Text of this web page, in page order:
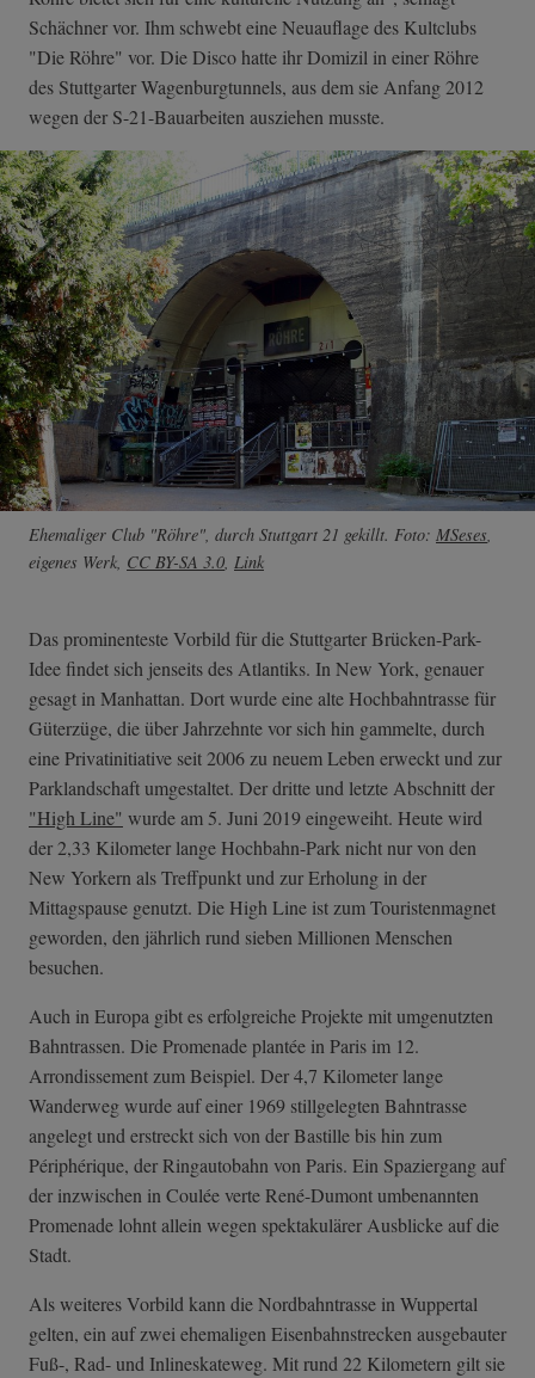
Schächner vor. Ihm schwebt eine Neuauflage des Kultclubs
"Die Röhre" vor. Die Disco hatte ihr Domizil in einer Röhre
des Stuttgarter Wagenburgtunnels, aus dem sie Anfang 2012
wegen der S-21-Bauarbeiten ausziehen musste.
Ehemaliger Club "Röhre", durch Stuttgart 21 gekillt. Foto: MSeses,
eigenes Werk, CC BY-SA 3.0, Link
Das prominenteste Vorbild für die Stuttgarter Brücken-Park-
Idee findet sich jenseits des Atlantiks. In New York, genauer
gesagt in Manhattan. Dort wurde eine alte Hochbahntrasse für
Güterzüge, die über Jahrzehnte vor sich hin gammelte, durch
eine Privatinitiative seit 2006 zu neuem Leben erweckt und zur
Parklandschaft umgestaltet. Der dritte und letzte Abschnitt der
"High Line" wurde am 5. Juni 2019 eingeweiht. Heute wird
der 2,33 Kilometer lange Hochbahn-Park nicht nur von den
New Yorkern als Treffpunkt und zur Erholung in der
Mittagspause genutzt. Die High Line ist zum Touristenmagnet
geworden, den jährlich rund sieben Millionen Menschen
besuchen.
Auch in Europa gibt es erfolgreiche Projekte mit umgenutzten
Bahntrassen. Die Promenade plantée in Paris im 12.
Arrondissement zum Beispiel. Der 4,7 Kilometer lange
Wanderweg wurde auf einer 1969 stillgelegten Bahntrasse
angelegt und erstreckt sich von der Bastille bis hin zum
Périphérique, der Ringautobahn von Paris. Ein Spaziergang auf
der inzwischen in Coulée verte René-Dumont umbenannten
Promenade lohnt allein wegen spektakulärer Ausblicke auf die
Stadt.
Als weiteres Vorbild kann die Nordbahntrasse in Wuppertal
gelten, ein auf zwei ehemaligen Eisenbahnstrecken ausgebauter
Fuß-, Rad- und Inlineskateweg. Mit rund 22 Kilometern gilt sie